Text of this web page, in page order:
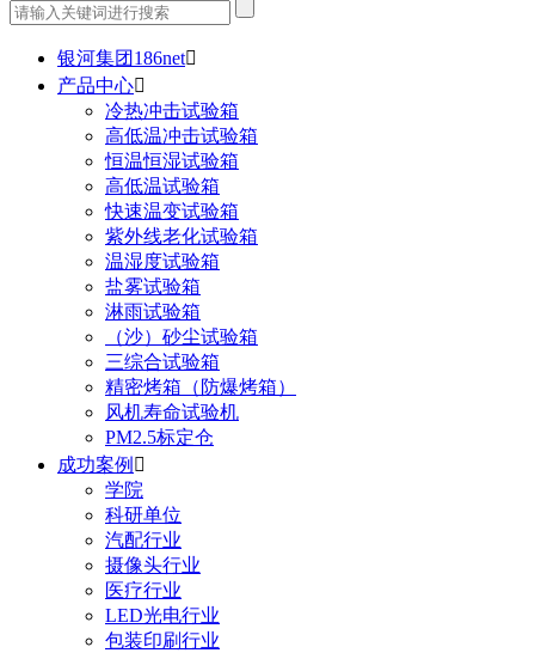
银河集团186net
产品中心
冷热冲击试验箱
高低温冲击试验箱
恒温恒湿试验箱
高低温试验箱
快速温变试验箱
紫外线老化试验箱
温湿度试验箱
盐雾试验箱
淋雨试验箱
（沙）砂尘试验箱
三综合试验箱
精密烤箱（防爆烤箱）
风机寿命试验机
PM2.5标定仓
成功案例 
学院
科研单位
汽配行业
摄像头行业
医疗行业
LED光电行业
包装印刷行业